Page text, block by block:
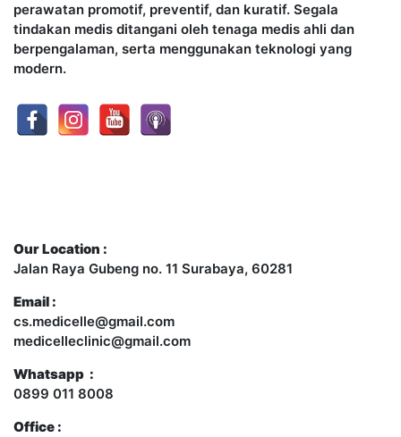
perawatan promotif, preventif, dan kuratif. Segala
tindakan medis ditangani oleh tenaga medis ahli dan
berpengalaman, serta menggunakan teknologi yang
modern.
Our Location :
Jalan Raya Gubeng no. 11 Surabaya, 60281
Email :
cs.medicelle@gmail.com
medicelleclinic@gmail.com
Whatsapp :
0899 011 8008
Office :